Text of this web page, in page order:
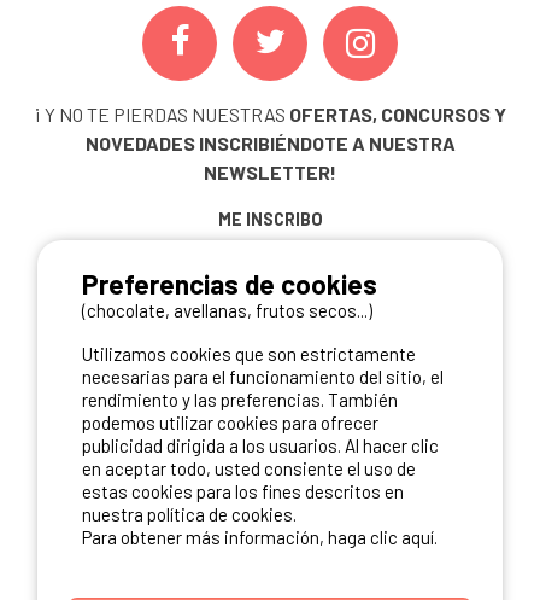
¡ Y NO TE PIERDAS NUESTRAS OFERTAS, CONCURSOS Y
NOVEDADES INSCRIBIÉNDOTE A NUESTRA
NEWSLETTER!
ME INSCRIBO
NUESTROS PARTNERS
Preferencias de cookies
(chocolate, avellanas, frutos secos...)
Utilizamos cookies que son estrictamente
necesarias para el funcionamiento del sitio, el
rendimiento y las preferencias. También
podemos utilizar cookies para ofrecer
publicidad dirigida a los usuarios. Al hacer clic
en aceptar todo, usted consiente el uso de
estas cookies para los fines descritos en
nuestra política de cookies.
Para obtener más información, haga clic aquí.